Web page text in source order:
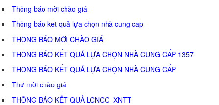
Thông báo mời chào giá
Thông báo kết quả lựa chọn nhà cung cấp
THÔNG BÁO MỜI CHÀO GIÁ
THÔNG BÁO KẾT QUẢ LỰA CHỌN NHÀ CUNG CẤP 1357
THÔNG BÁO KẾT QUẢ LỰA CHỌN NHÀ CUNG CẤP
Thư mời chào giá
THÔNG BÁO KẾT QUẢ LCNCC_XNTT